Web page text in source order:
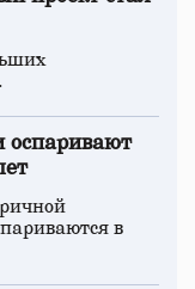
оспаривают
в